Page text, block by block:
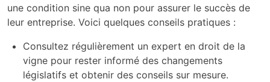
une condition sine qua non pour assurer le succès de
leur entreprise. Voici quelques conseils pratiques :
Consultez régulièrement un expert en droit de la
vigne pour rester informé des changements
législatifs et obtenir des conseils sur mesure.